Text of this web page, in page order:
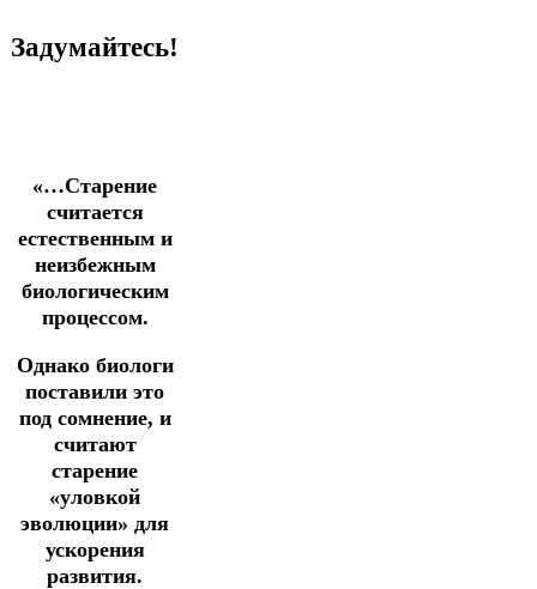
Задумайтесь!
«…Старение
считается
естественным и
неизбежным
биологическим
процессом.
Однако биологи
поставили это
под сомнение, и
считают
старение
«уловкой
эволюции» для
ускорения
развития.